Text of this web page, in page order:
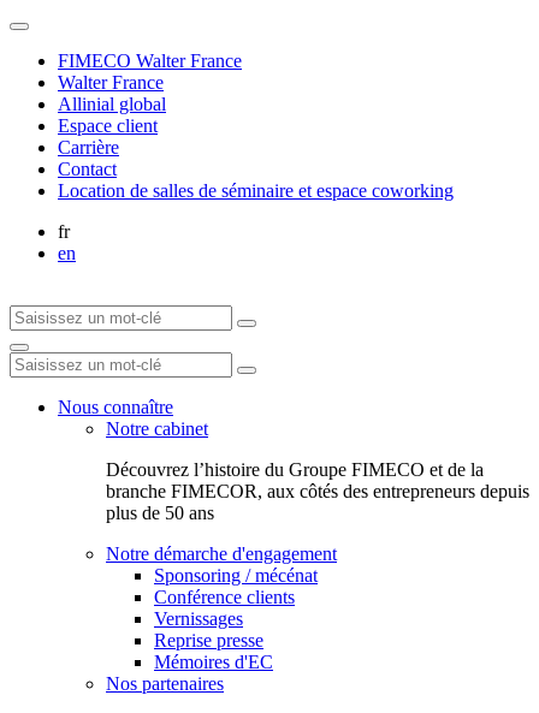
FIMECO Walter France
Walter France
Allinial global
Espace client
Carrière
Contact
Location de salles de séminaire et espace coworking
fr
en
Nous connaître
Notre cabinet
Découvrez l’histoire du Groupe FIMECO et de la
branche FIMECOR, aux côtés des entrepreneurs depuis
plus de 50 ans
Notre démarche d'engagement
Sponsoring / mécénat
Conférence clients
Vernissages
Reprise presse
Mémoires d'EC
Nos partenaires